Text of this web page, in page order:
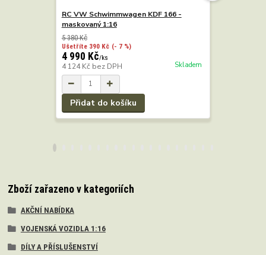
RC VW Schwimmwagen KDF 166 -
maskovaný 1:16
5 380 Kč
Ušetříte 390 Kč (- 7 %)
4 990 Kč/ks
4 124 Kč bez DPH Skladem
Přidat do košíku
Zboží zařazeno v kategoriích
AKČNÍ NABÍDKA
VOJENSKÁ VOZIDLA 1:16
DÍLY A PŘÍSLUŠENSTVÍ